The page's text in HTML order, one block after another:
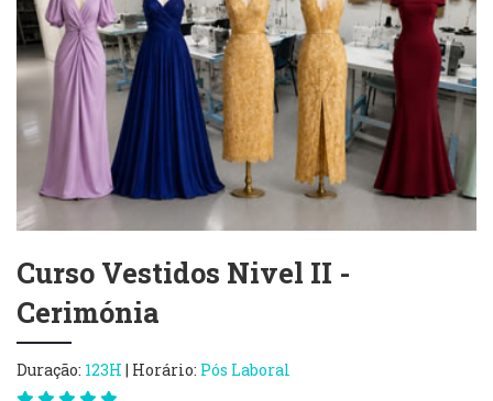
Curso Vestidos Nivel II -
Cerimónia
Duração: 123H | Horário: Pós Laboral